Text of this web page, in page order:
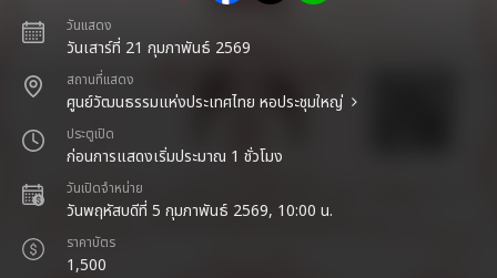
วันแสดง
วันเสาร์ที่ 21 กุมภาพันธ์ 2569
สถานที่แสดง
ศูนย์วัฒนธรรมแห่งประเทศไทย หอประชุมใหญ่
ประตูเปิด
ก่อนการแสดงเริ่มประมาณ 1 ชั่วโมง
วันเปิดจำหน่าย
วันพฤหัสบดีที่ 5 กุมภาพันธ์ 2569, 10:00 น.
ราคาบัตร
1,500